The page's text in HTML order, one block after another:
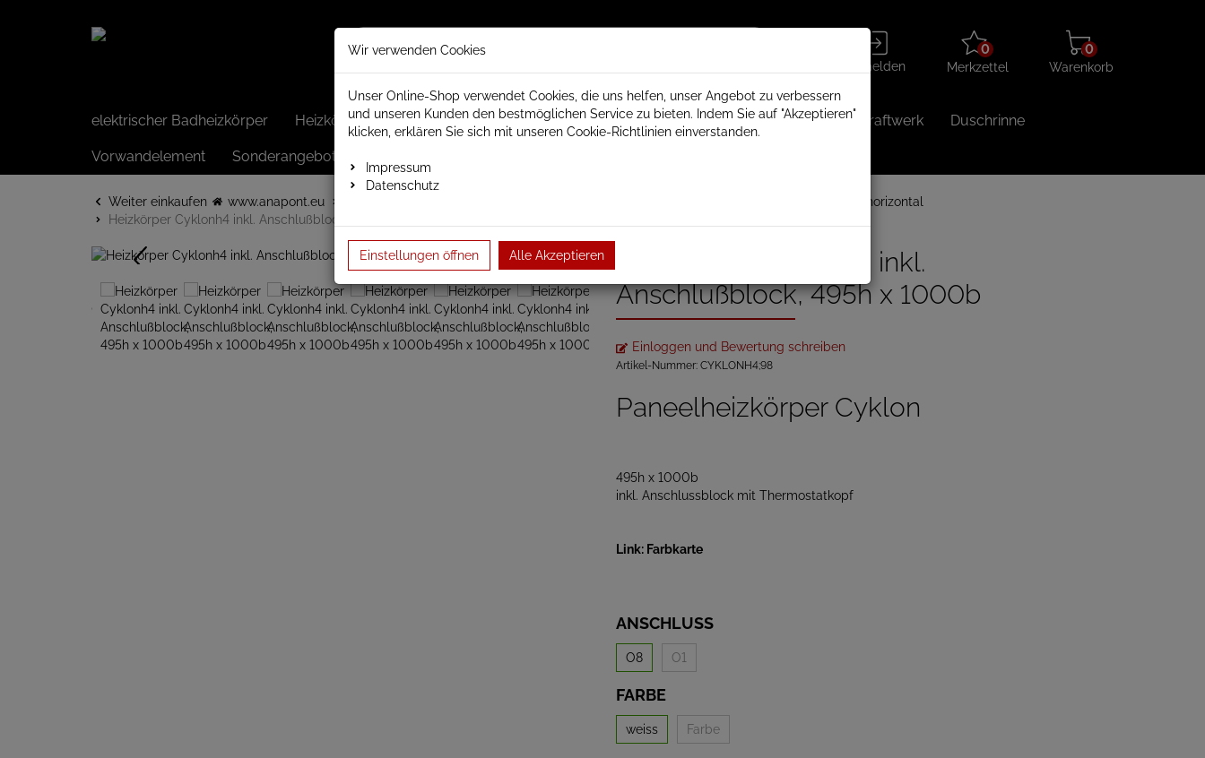
Anmelden
Anmelden
Merkzettel
aufklappen
0
Merkzettel
Warenkorb
aufklappen
0
Warenkorb
elektrischer Badheizkörper Heizkörper elektrisch Schamotte Badheizkörper Heizkörperzubehör Balkonkraftwerk Duschrinne
Vorwandelement Sonderangebote
Weiter einkaufen www.anapont.eu
Taifun horizontal
Heizkörper Cyklonh4 inkl. Anschlußblock, 495h x…
Heizkörper Cyklonh4 inkl.
Anschlußblock, 495h x 1000b
Einloggen und Bewertung schreiben
Artikel-Nummer: CYKLONH4;98
Paneelheizkörper Cyklon
495h x 1000b
inkl. Anschlussblock mit Thermostatkopf
Link: Farbkarte
ANSCHLUSS
O8 O1
FARBE
weiss Farbe
Wir verwenden Cookies
Unser Online-Shop verwendet Cookies, die uns helfen, unser Angebot zu verbessern
und unseren Kunden den bestmöglichen Service zu bieten. Indem Sie auf "Akzeptieren"
klicken, erklären Sie sich mit unseren Cookie-Richtlinien einverstanden.
Impressum
Datenschutz
Einstellungen öffnen Alle Akzeptieren